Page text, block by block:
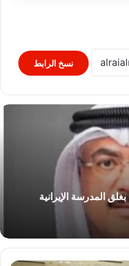
نسخ الرابط
المدرسة الإيرانية